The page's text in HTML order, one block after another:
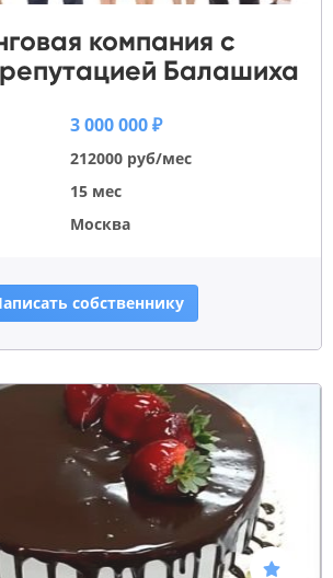
компания с
Балашиха
3 000 000 ₽
212000 руб/мес
15 мес
Москва
собственнику